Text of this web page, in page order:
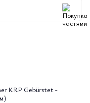
KRP Gebürstet -